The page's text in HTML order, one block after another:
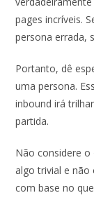
pages incríveis.
persona errada,
Portanto, dê
uma persona.
inbound irá
partida.
Não considere
algo trivial e não
com base no